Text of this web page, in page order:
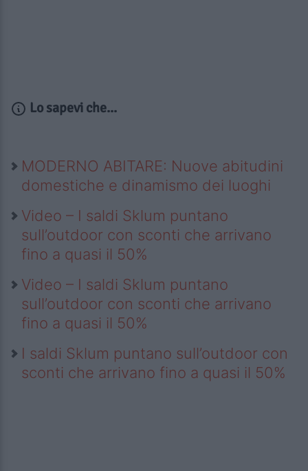
Lo sapevi che...
MODERNO ABITARE: Nuove abitudini
domestiche e dinamismo dei luoghi
Video – I saldi Sklum puntano
sull’outdoor con sconti che arrivano
fino a quasi il 50%
Video – I saldi Sklum puntano
sull’outdoor con sconti che arrivano
fino a quasi il 50%
I saldi Sklum puntano sull’outdoor con
sconti che arrivano fino a quasi il 50%